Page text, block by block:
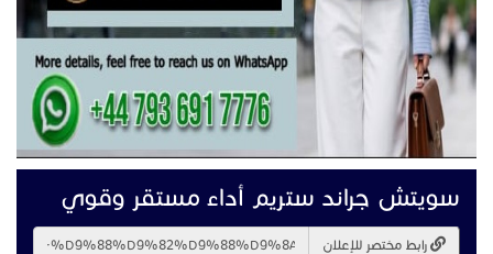
سويتش جراند ستريم أداء مستقر وقوي
رابط مختصر للإعلان